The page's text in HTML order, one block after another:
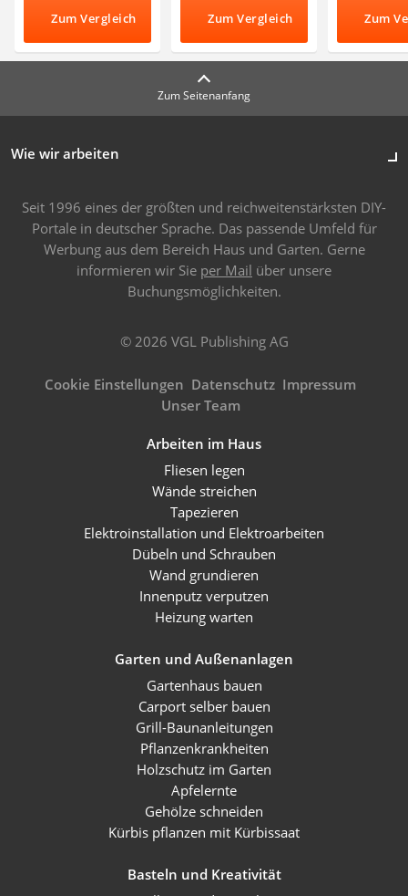
Zum Vergleich Zum Vergleich Zum
Zum Seitenanfang
Wie wir arbeiten
Seit 1996 eines der größten und reichweitenstärksten DIY-
Portale in deutscher Sprache. Das passende Umfeld für
Werbung aus dem Bereich Haus und Garten. Gerne
informieren wir Sie per Mail über unsere
Buchungsmöglichkeiten.
© 2026 VGL Publishing AG
Cookie Einstellungen Datenschutz Impressum
Unser Team
Arbeiten im Haus
Fliesen legen
Wände streichen
Tapezieren
Elektroinstallation und Elektroarbeiten
Dübeln und Schrauben
Wand grundieren
Innenputz verputzen
Heizung warten
Garten und Außenanlagen
Gartenhaus bauen
Carport selber bauen
Grill-Baunanleitungen
Pflanzenkrankheiten
Holzschutz im Garten
Apfelernte
Gehölze schneiden
Kürbis pflanzen mit Kürbissaat
Basteln und Kreativität